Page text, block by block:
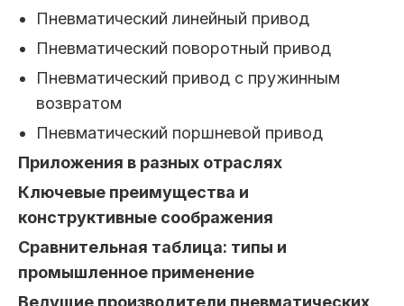
Пневматический линейный привод
Пневматический поворотный привод
Пневматический привод с пружинным
возвратом
Пневматический поршневой привод
Приложения в разных отраслях
Ключевые преимущества и
конструктивные соображения
Сравнительная таблица: типы и
промышленное применение
Ведущие производители пневматических